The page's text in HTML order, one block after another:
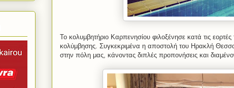
Το κολυμβητήριο Καρπενησίου φιλοξένησε κατά τις
κολύμβησης. Συγκεκριμένα η αποστολή του Ηρακλή
στην πόλη μας, κάνοντας διπλές προπονήσεις και